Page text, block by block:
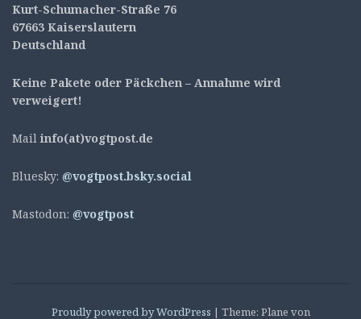
Kurt-Schumacher-Straße 76
67663 Kaiserslautern
Deutschland
Keine Pakete oder Päckchen – Annahme wird
verweigert!
Mail info(at)vogtpost.de
Bluesky: @vogtpost.bsky.social
Mastodon: @vogtpost
Proudly powered by WordPress | Theme: Plane von